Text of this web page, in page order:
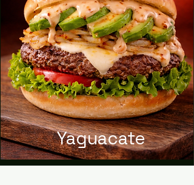
Yaguacate